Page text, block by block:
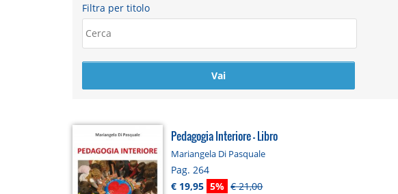
Filtra per titolo
Pedagogia Interiore - Libro
Mariangela Di Pasquale
Pag. 264
€ 19,95 5% € 21,00